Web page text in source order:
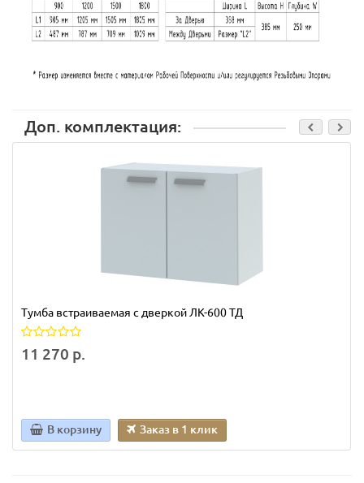
Доп. комплектация:
Тумба встраиваемая с дверкой ЛК-600 ТД
11 270 р.
В корзину Заказ в 1 клик